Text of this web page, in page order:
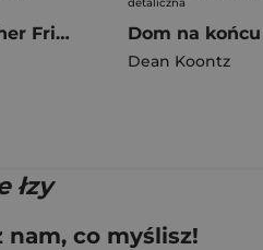
The Bad Weather Friend wer. angielska Dom na
Dean Koontz
łzy
nam, co myślisz!